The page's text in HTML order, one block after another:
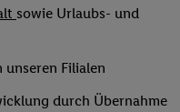
sowie Urlaubs- und
unseren Filialen
durch Übernahme